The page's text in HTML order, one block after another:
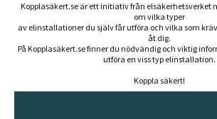
Kopplasäkert.se är ett initiativ från elsäkerhetsverket
om vilka typer
av elinstallationer du själv får utföra och vilka som
åt dig.
På Kopplasäkert.se finner du nödvändig och viktig
utföra en viss typ elinstallation.
Koppla säkert!